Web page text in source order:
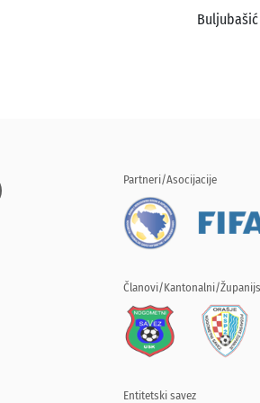
Partneri/Asocijacije
Članovi/Kantonalni/
Entitetski savez